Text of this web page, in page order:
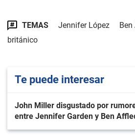
TEMAS Jennifer López Ben
británico
Te puede interesar
John Miller disgustado por
entre Jennifer Garden y Ben